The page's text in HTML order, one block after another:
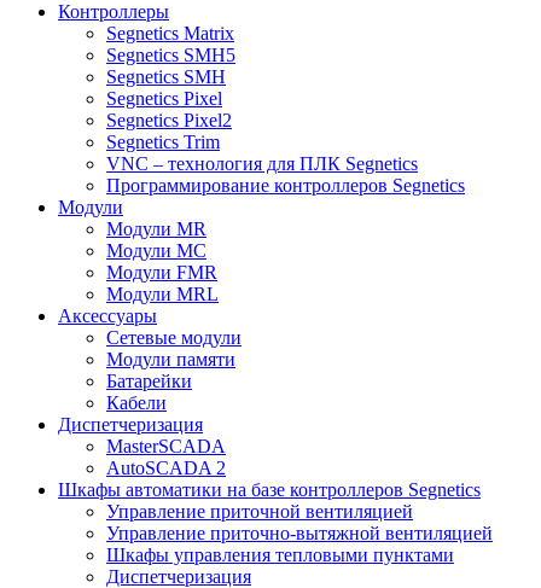
Контроллеры
Segnetics Matrix
Segnetics SMH5
Segnetics SMH
Segnetics Pixel
Segnetics Pixel2
Segnetics Trim
VNC – технология для ПЛК Segnetics
Программирование контроллеров Segnetics
Модули
Модули MR
Модули MC
Модули FMR
Модули MRL
Аксеcсуары
Сетевые модули
Модули памяти
Батарейки
Кабели
Диспетчеризация
MasterSCADA
AutoSCADA 2
Шкафы автоматики на базе контроллеров Segnetics
Управление приточной вентиляцией
Управление приточно-вытяжной вентиляцией
Шкафы управления тепловыми пунктами
Диспетчеризация